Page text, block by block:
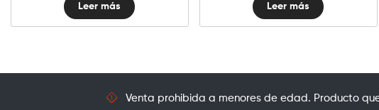
Leer más Leer más
Venta prohibida a menores de edad. Producto